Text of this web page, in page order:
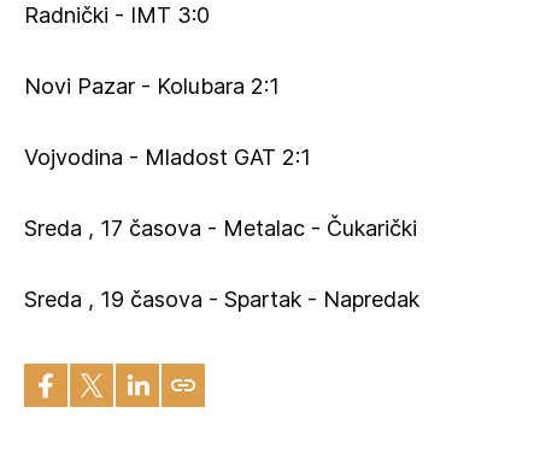
Radnički - IMT 3:0
Novi Pazar - Kolubara 2:1
Vojvodina - Mladost GAT 2:1
Sreda , 17 časova - Metalac - Čukarički
Sreda , 19 časova - Spartak - Napredak